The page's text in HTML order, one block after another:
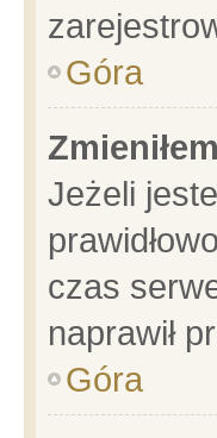
Góra
Jeżeli
czas
naprawił
Góra